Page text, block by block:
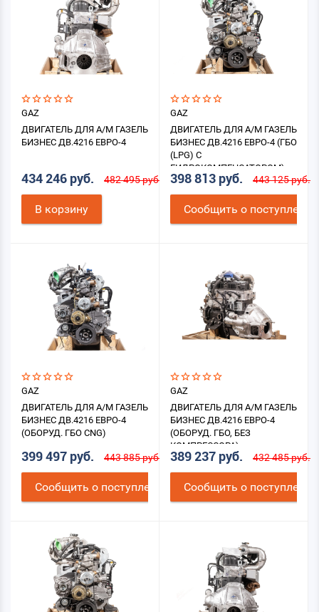
GAZ
ДВИГАТЕЛЬ ДЛЯ А/М ГАЗЕЛЬ
БИЗНЕС ДВ.4216 ЕВРО-4
434 246 руб. 482 495 руб.
В корзину
GAZ
ДВИГАТЕЛЬ ДЛЯ А/М ГАЗЕЛЬ
БИЗНЕС ДВ.4216 ЕВРО-4 (ГБО
(LPG) С
ГИДРОКОМПЕНСАТОРОМ)
398 813 руб. 443 125 руб.
Cообщить о поступлении
GAZ
ДВИГАТЕЛЬ ДЛЯ А/М ГАЗЕЛЬ
БИЗНЕС ДВ.4216 ЕВРО-4
(ОБОРУД. ГБО CNG)
399 497 руб. 443 885 руб.
Cообщить о поступлении
GAZ
ДВИГАТЕЛЬ ДЛЯ А/М ГАЗЕЛЬ
БИЗНЕС ДВ.4216 ЕВРО-4
(ОБОРУД. ГБО, БЕЗ
КОМПРЕССОРА)
389 237 руб. 432 485 руб.
Cообщить о поступлении